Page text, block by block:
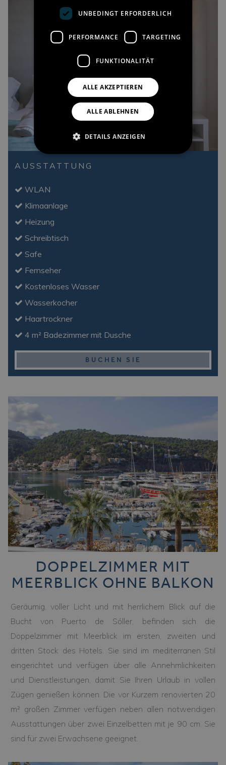
AUSSTATTUNG
WLAN
Klimaanlage
Heizung
Schreibtisch
Safe
Fernseher
Kostenloses Wasser
Wasserkocher
Haartrockner
4 m² Badezimmer mit Dusche
BUCHEN SIE
DOPPELZIMMER MIT
MEERBLICK OHNE BALKON
Geräumig, voller Licht und mit herrlichem Blick auf die
Bucht von Puerto de Sóller, befinden sich die
Doppelzimmer mit Meerblick im ersten, zweiten und
dritten Stock des Hotels. Sie sind im mediterranen Stil
eingerichtet und verfügen über alle Annehmlichkeiten
und Dienstleistungen, damit Sie Ihren Urlaub in vollen
Zügen genießen können. Die vor Kurzem renovierten 20
m² großen Zimmer verfügen neben allen notwendigen
Ausstattungen über zwei Einzelbetten mit je 90 cm. Sie
sind für zwei Erwachsene geeignet.
UNBEDINGT ERFORDERLICH
PERFORMANCE TARGETING
FUNKTIONALITÄT
ALLE AKZEPTIEREN
ALLE ABLEHNEN
DETAILS ANZEIGEN